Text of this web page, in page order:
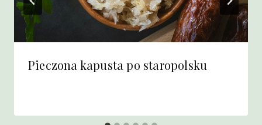
Pieczona kapusta po staropolsku